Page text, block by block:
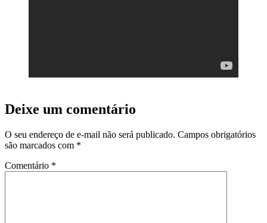
Deixe um comentário
O seu endereço de e-mail não será publicado. Campos obrigatórios
são marcados com *
Comentário *